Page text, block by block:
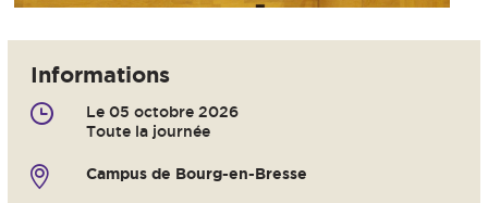
Informations
Le 05 octobre 2026
Toute la journée
Campus de Bourg-en-Bresse